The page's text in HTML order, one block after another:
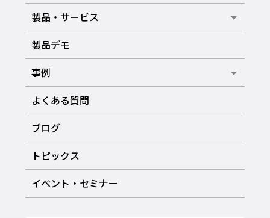
製品・サービス
製品デモ
事例
よくある質問
ブログ
トピックス
イベント・セミナー